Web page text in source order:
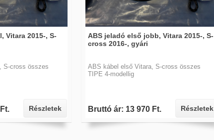
Vitara 2015-, S-
S-cross összes
Részletek
ABS jeladó első jobb, Vitara 2015-, S-
cross 2016-, gyári
ABS kábel első Vitara, S-cross összes
TIPE 4-modellig
Bruttó ár: 13 970 Ft. Részletek